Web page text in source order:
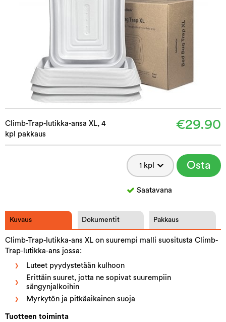
Climb-Trap-lutikka-ansa XL, 4
kpl pakkaus
€29.90
Osta
Saatavana
Kuvaus Dokumentit Pakkaus
Climb-Trap-lutikka-ans XL on suurempi malli suositusta Climb-
Trap-lutikka-ans jossa:
Luteet pyydystetään kulhoon
Erittäin suuret, jotta ne sopivat suurempiin
sängynjalkoihin
Myrkytön ja pitkäaikainen suoja
Tuotteen toiminta